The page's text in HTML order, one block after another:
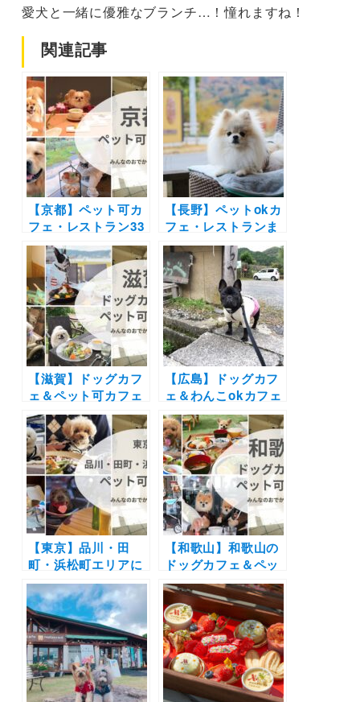
愛犬と一緒に優雅なブランチ…！憧れますね！
関連記事
【京都】ペット可カ
フェ・レストラン33
選！店内OKの和菓
子店やドッグラン付
きのカフェまとめ｜
実際のおでかけレポ
ート付き
【長野】ペットokカ
フェ・レストランま
とめ30選！| 自然豊
かな景色に包まれて
お蕎麦やピザを愛犬
と楽しもう♪
【滋賀】ドッグカフ
ェ＆ペット可カフェ
22選 | 琵琶湖が見え
るカフェやドッグラ
ン付きのカフェなど
実際の愛犬とのおで
かけレポートを紹
介！
【広島】ドッグカフ
ェ＆わんこokカフェ
19選 | 店内同伴でコ
ース料理や手打ちそ
ばにお好み焼きも！
海が見える絶景カフ
ェなど実際のおでか
けレポート写真付き
【東京】品川・田
町・浜松町エリアに
あるペット可カフ
ェ・レストラン10
選！実際のおでかけ
レポ付き
【和歌山】和歌山の
ドッグカフェ＆ペッ
ト可カフェ17選 | 絶
景のオーシャンビュ
ーやお寺のレストラ
ンまで実際のおでか
けレポート写真付き